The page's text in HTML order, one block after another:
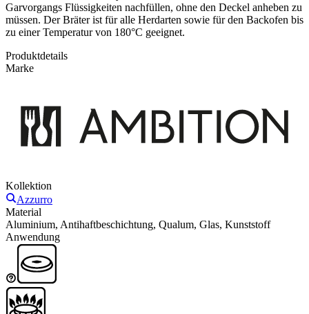
Garvorgangs Flüssigkeiten nachfüllen, ohne den Deckel anheben zu
müssen. Der Bräter ist für alle Herdarten sowie für den Backofen bis
zu einer Temperatur von 180°C geeignet.
Produktdetails
Marke
Kollektion
Azzurro
Material
Aluminium, Antihaftbeschichtung, Qualum, Glas, Kunststoff
Anwendung